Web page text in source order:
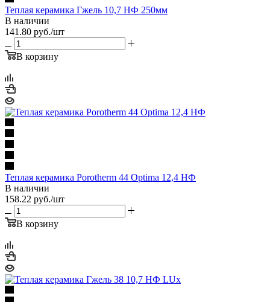
Теплая керамика Гжель 10,7 НФ 250мм
В наличии
141.80 руб./шт
В корзину
Теплая керамика Porotherm 44 Optima 12,4 НФ
В наличии
158.22 руб./шт
В корзину